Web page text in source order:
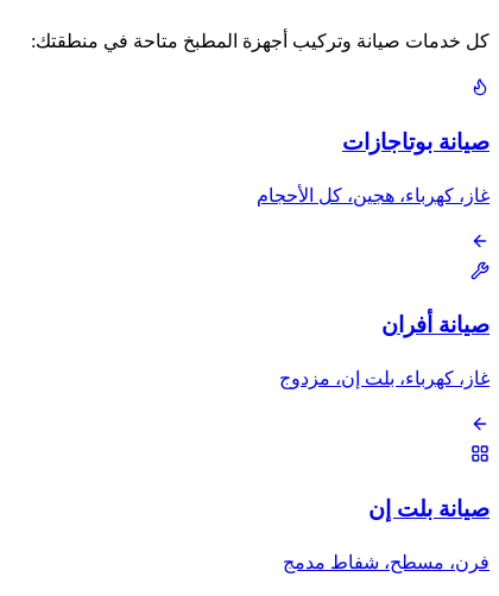
كل خدمات صيانة وتركيب أجهزة المطبخ متاحة في منطقتك:
صيانة بوتاجازات
غاز، كهرباء، هجين، كل الأحجام
صيانة أفران
غاز، كهرباء، بلت إن، مزدوج
صيانة بلت إن
فرن، مسطح، شفاط مدمج